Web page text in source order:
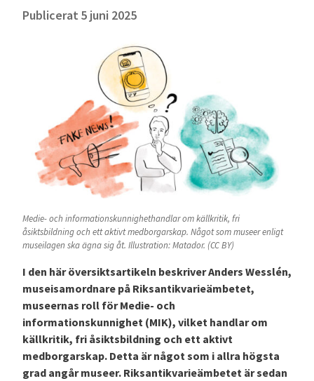
Publicerat 5 juni 2025
Medie- och informationskunnighethandlar om källkritik, fri
åsiktsbildning och ett aktivt medborgarskap. Något som museer enligt
museilagen ska ägna sig åt. Illustration: Matador. (CC BY)
I den här översiktsartikeln beskriver Anders Wesslén,
museisamordnare på Riksantikvarieämbetet,
museernas roll för Medie- och
informationskunnighet (MIK), vilket handlar om
källkritik, fri åsiktsbildning och ett aktivt
medborgarskap. Detta är något som i allra högsta
grad angår museer. Riksantikvarieämbetet är sedan